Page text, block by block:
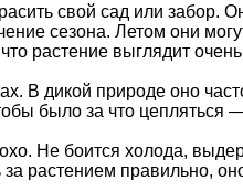
свой сад или
сезона. Летом они
растение выглядит
В дикой природе оно
было за что
Не боится холода,
растением правильно,